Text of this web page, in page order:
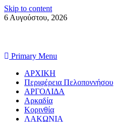
Skip to content
6 Αυγούστου, 2026
Primary Menu
ΑΡΧΙΚΗ
Περιφέρεια Πελοποννήσου
ΑΡΓΟΛΙΔΑ
Αρκαδία
Κορινθία
ΛΑΚΩΝΙΑ